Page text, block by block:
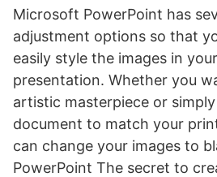
Microsoft PowerPoint has
adjustment options so that
easily style the images in
presentation. Whether you
artistic masterpiece or
document to match your
can change your images to
PowerPoint The secret to